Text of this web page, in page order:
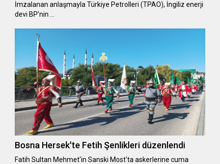
İmzalanan anlaşmayla Türkiye Petrolleri (TPAO), İngiliz enerji
devi BP’nin …
Bosna Hersek'te Fetih Şenlikleri düzenlendi
Fatih Sultan Mehmet'in Sanski Most'ta askerlerine cuma